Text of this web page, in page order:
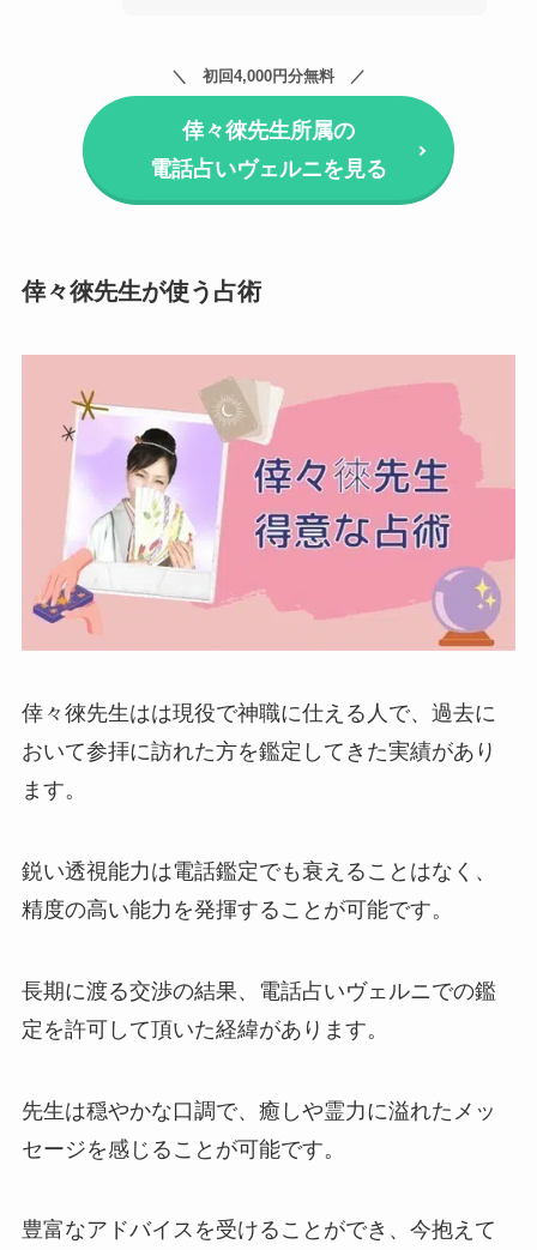
初回4,000円分無料
倖々徠先生所属の
電話占いヴェルニを見る
倖々徠先生が使う占術
倖々徠先生はは現役で神職に仕える人で、過去に
おいて参拝に訪れた方を鑑定してきた実績があり
ます。
鋭い透視能力は電話鑑定でも衰えることはなく、
精度の高い能力を発揮することが可能です。
長期に渡る交渉の結果、電話占いヴェルニでの鑑
定を許可して頂いた経緯があります。
先生は穏やかな口調で、癒しや霊力に溢れたメッ
セージを感じることが可能です。
豊富なアドバイスを受けることができ、今抱えて